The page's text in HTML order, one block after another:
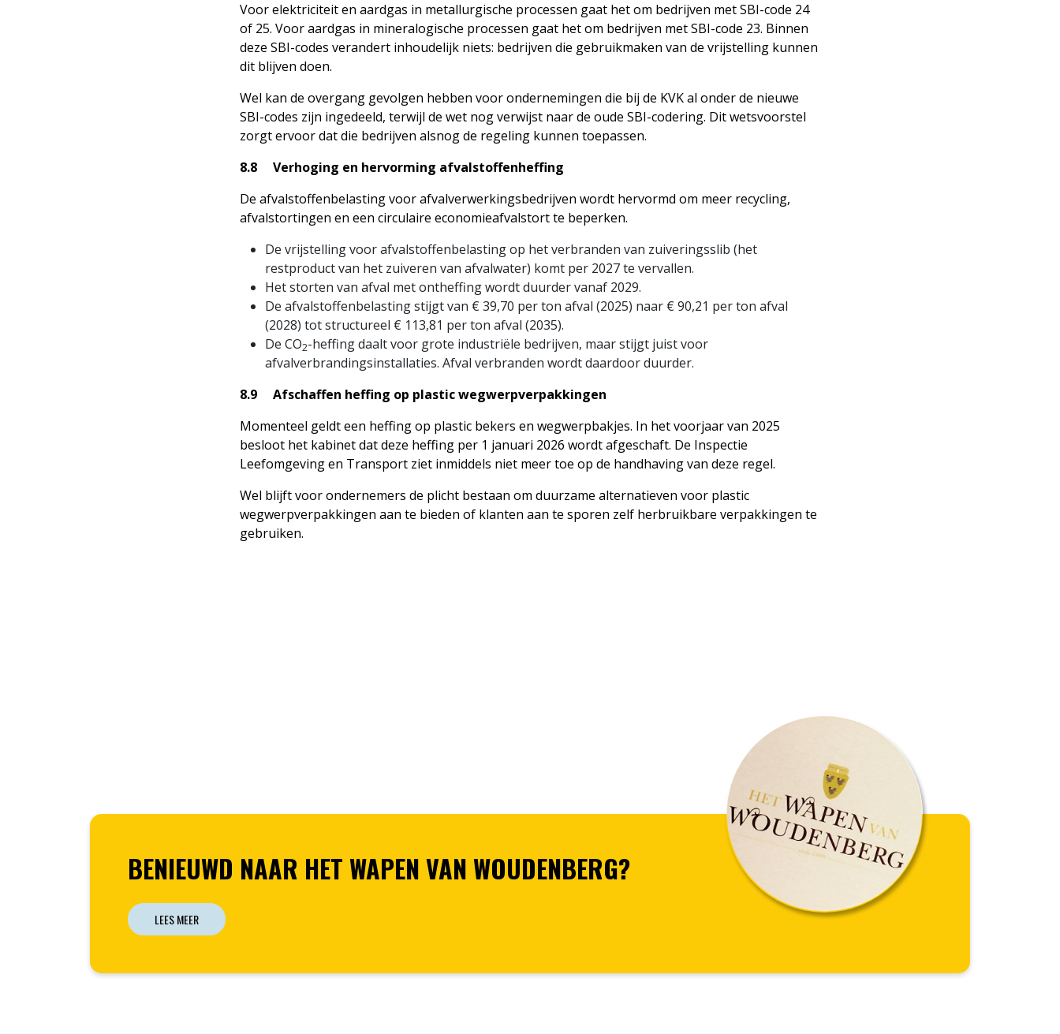
Voor elektriciteit en aardgas in metallurgische processen gaat het om bedrijven met SBI-code 24
of 25. Voor aardgas in mineralogische processen gaat het om bedrijven met SBI-code 23. Binnen
deze SBI-codes verandert inhoudelijk niets: bedrijven die gebruikmaken van de vrijstelling kunnen
dit blijven doen.
Wel kan de overgang gevolgen hebben voor ondernemingen die bij de KVK al onder de nieuwe
SBI-codes zijn ingedeeld, terwijl de wet nog verwijst naar de oude SBI-codering. Dit wetsvoorstel
zorgt ervoor dat die bedrijven alsnog de regeling kunnen toepassen.
8.8 Verhoging en hervorming afvalstoffenheffing
De afvalstoffenbelasting voor afvalverwerkingsbedrijven wordt hervormd om meer recycling,
afvalstortingen en een circulaire economieafvalstort te beperken.
De vrijstelling voor afvalstoffenbelasting op het verbranden van zuiveringsslib (het
restproduct van het zuiveren van afvalwater) komt per 2027 te vervallen.
Het storten van afval met ontheffing wordt duurder vanaf 2029.
De afvalstoffenbelasting stijgt van € 39,70 per ton afval (2025) naar € 90,21 per ton afval
(2028) tot structureel € 113,81 per ton afval (2035).
De CO2-heffing daalt voor grote industriële bedrijven, maar stijgt juist voor
afvalverbrandingsinstallaties. Afval verbranden wordt daardoor duurder.
8.9 Afschaffen heffing op plastic wegwerpverpakkingen
Momenteel geldt een heffing op plastic bekers en wegwerpbakjes. In het voorjaar van 2025
besloot het kabinet dat deze heffing per 1 januari 2026 wordt afgeschaft. De Inspectie
Leefomgeving en Transport ziet inmiddels niet meer toe op de handhaving van deze regel.
Wel blijft voor ondernemers de plicht bestaan om duurzame alternatieven voor plastic
wegwerpverpakkingen aan te bieden of klanten aan te sporen zelf herbruikbare verpakkingen te
gebruiken.
BENIEUWD NAAR HET WAPEN VAN WOUDENBERG?
LEES MEER